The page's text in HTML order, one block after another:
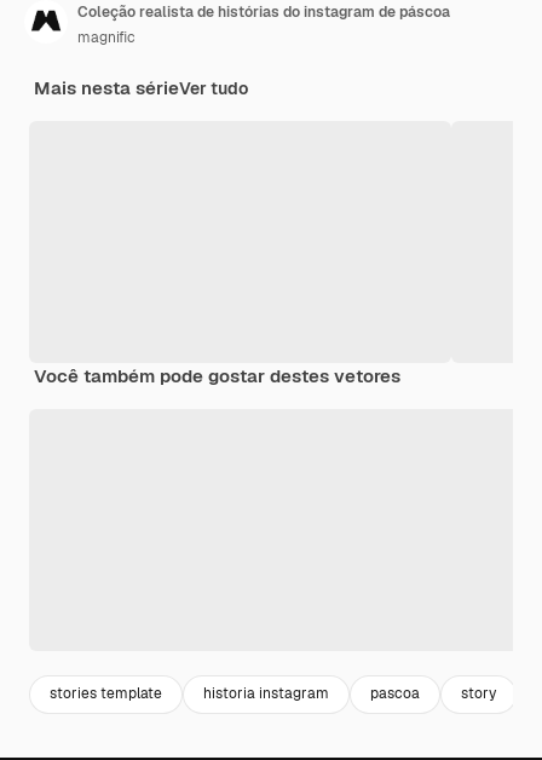
Coleção realista de histórias do instagram de páscoa
magnific
Mais nesta sérieVer tudo
Você também pode gostar destes vetores
stories template historia instagram pascoa story